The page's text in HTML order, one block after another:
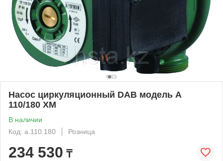
Насос циркуляционный DAB модель А
110/180 ХM
В наличии
Код: a.110.180
Розница
234 530 ₸